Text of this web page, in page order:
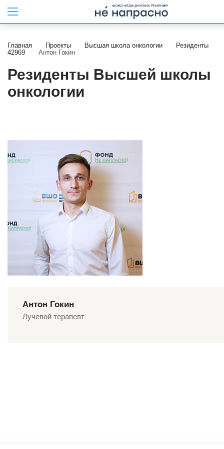
Главная Проекты Высшая школа онкологии
Резиденты
42969
Антон Гокин
Резиденты Высшей школы
онкологии
Антон Гокин
Лучевой терапевт